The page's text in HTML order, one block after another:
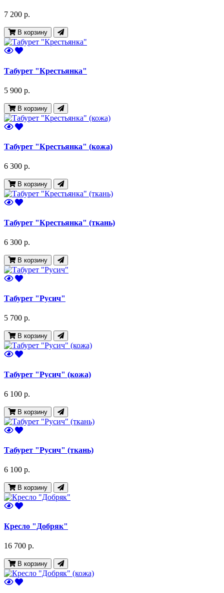
7 200 р.
В корзину
Табурет "Крестьянка"
5 900 р.
В корзину
Табурет "Крестьянка" (кожа)
6 300 р.
В корзину
Табурет "Крестьянка" (ткань)
6 300 р.
В корзину
Табурет "Русич"
5 700 р.
В корзину
Табурет "Русич" (кожа)
6 100 р.
В корзину
Табурет "Русич" (ткань)
6 100 р.
В корзину
Кресло "Добряк"
16 700 р.
В корзину